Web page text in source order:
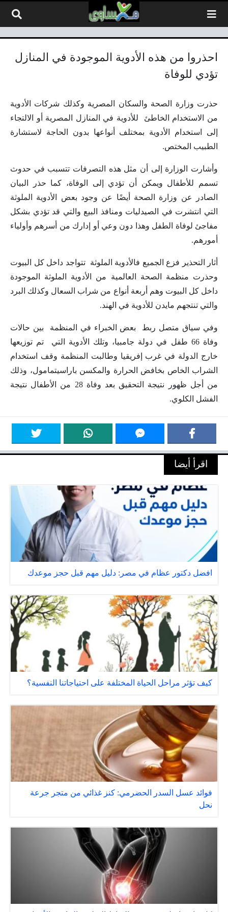
احذروا من هذه الأدوية الموجودة في المنازل
تؤدي للوفاة
حذرت وزارة الصحة والسكان المصرية وكذلك شركات الأدوية
من الاستخدام الخاطئ للأدوية في المنازل المصرية أو الالتجاء
إلى استخدام الأدوية بمختلف أنواعها بدون الحاجة لاستشارة
الطبيب المختص.
وأشارت الوزارة إلى أن مثل هذه التصرفات تتسبب في حدوث
تسمم للأطفال ويمكن أن تؤدي إلى الوفاة، كما حذر البيان
الصادر عن وزارة الصحة أيضًا عن وجود بعض الأدوية الملوثة
التي انتشرت في الصيدليات ومنافذ البيع والتي قد تؤدي بشكل
مفاجئ لوفاة الطفل وهذا دون وعي أو إدارك من أسرهم وأولياء
أمورهم.
أثار التحذير فزع الجميع فالأدوية الملوثة تتواجد داخل كل البيوت
وحذرت منظمة الصحة العالمية من الأدوية الملوثة الموجودة
داخل كل البيوت وهم أربعة أنواع من شراب السعال وكذلك البرد
والتي تنتجهم مايدن للأدوية في الهند.
وفي سياق متصل ربط بعض الخبراء في المنظمة بين حالات
وفاة 66 طفل في دولة جامبيا، وتلك الأدوية التي تم توزيعها
خارج الدولة في غرب إفريقيا وطالبت المنظمة وقف استخدام
الشراب الخاص بخافض الحرارة والمكسن باراسيتمامول، وذلك
من أجل ظهور نتيجة التحقيق بعد وفاة 28 من الأطفال نتيجة
الفشل الكلوي.
اقرأ أيضا
افضل دكتور عظام في مصر: دليل مهم قبل حجز موعدك
كيف تؤثر مراحل الحياة المختلفة على احتياجاتنا النفسية؟
فوائد عسل السدر الحضرمي: كنز غذائي من متجر جرعة
نحل